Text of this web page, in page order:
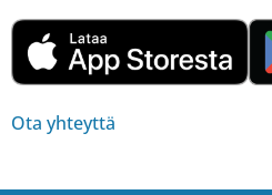
Ota yhteyttä